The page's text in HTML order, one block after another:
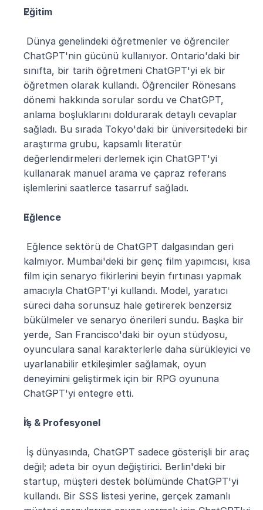
Eğitim
ChatGPT'nin gücünü kullanıyor. Ontario'daki bir
sınıfta, bir tarih öğretmeni ChatGPT'yi ek bir
öğretmen olarak kullandı. Öğrenciler Rönesans
dönemi hakkında sorular sordu ve ChatGPT,
anlama boşluklarını doldurarak detaylı cevaplar
sağladı. Bu sırada Tokyo'daki bir üniversitedeki bir
araştırma grubu, kapsamlı literatür
değerlendirmeleri derlemek için ChatGPT'yi
kullanarak manuel arama ve çapraz referans
işlemlerini saatlerce tasarruf sağladı.
Eğlence
kalmıyor. Mumbai'deki bir genç film yapımcısı, kısa
film için senaryo fikirlerini beyin fırtınası yapmak
amacıyla ChatGPT'yi kullandı. Model, yaratıcı
süreci daha sorunsuz hale getirerek benzersiz
bükülmeler ve senaryo önerileri sundu. Başka bir
yerde, San Francisco'daki bir oyun stüdyosu,
oyunculara sanal karakterlerle daha sürükleyici ve
uyarlanabilir etkileşimler sağlamak, oyun
deneyimini geliştirmek için bir RPG oyununa
ChatGPT'yi entegre etti.
İş & Profesyonel
değil; adeta bir oyun değiştirici. Berlin'deki bir
startup, müşteri destek bölümünde ChatGPT'yi
kullandı. Bir SSS listesi yerine, gerçek zamanlı